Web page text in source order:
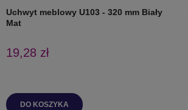
Uchwyt meblowy U103 - 320 mm Biały
Mat
19,28 zł
DO KOSZYKA